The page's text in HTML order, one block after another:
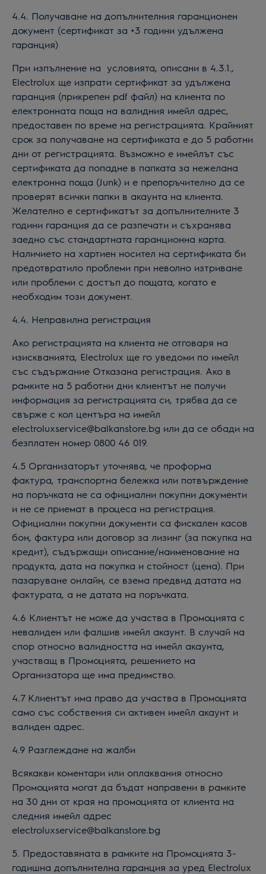
4.4. Получаване на допълнителния гаранционен
документ (сертификат за +3 години удължена
гаранция)
При изпълнение на условията, описани в 4.3.1.,
Electrolux ще изпрати сертификат за удължена
гаранция (прикрепен pdf файл) на клиента по
електронната поща на валидния имейл адрес,
предоставен по време на регистрацията. Крайният
срок за получаване на сертификата е до 5 работни
дни от регистрацията. Възможно е имейлът със
сертификата да попадне в папката за нежелана
електронна поща (Junk) и е препоръчително да се
проверят всички папки в акаунта на клиента.
Желателно е сертификатът за допълнителните 3
години гаранция да се разпечати и съхранява
заедно със стандартната гаранционна карта.
Наличието на хартиен носител на сертификата би
предотвратило проблеми при неволно изтриване
или проблеми с достъп до пощата, когато е
необходим този документ.
4.4. Неправилна регистрация
Ако регистрацията на клиента не отговаря на
изискванията, Electrolux ще го уведоми по имейл
със съдържание Отказана регистрация. Ако в
рамките на 5 работни дни клиентът не получи
информация за регистрацията си, трябва да се
свърже с кол центъра на имейл
electroluxservice@balkanstore.bg или да се обади на
безплатен номер 0800 46 019.
4.5 Организаторът уточнява, че проформа
фактура, транспортна бележка или потвърждение
на поръчката не са официални покупни документи
и не се приемат в процеса на регистрация.
Официални покупни документи са фискален касов
бон, фактура или договор за лизинг (за покупка на
кредит), съдържащи описание/наименование на
продукта, дата на покупка и стойност (цена). При
пазаруване онлайн, се взема предвид датата на
фактурата, а не датата на поръчката.
4.6 Клиентът не може да участва в Промоцията с
невалиден или фалшив имейл акаунт. В случай на
спор относно валидността на имейл акаунта,
участващ в Промоцията, решението на
Организатора ще има предимство.
4.7 Клиентът има право да участва в Промоцията
само със собствения си активен имейл акаунт и
валиден адрес.
4.9 Разглеждане на жалби
Всякакви коментари или оплаквания относно
Промоцията могат да бъдат направени в рамките
на 30 дни от края на промоцията от клиента на
следния имейл адрес
electroluxservice@balkanstore.bg
5. Предоставяната в рамките на Промоцията 3-
годишна допълнителна гаранция за уред Electrolux